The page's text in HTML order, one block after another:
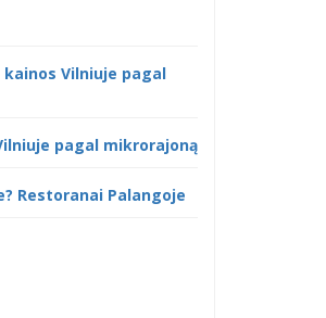
Vilniuje pagal
pagal mikrorajoną
Restoranai Palangoje